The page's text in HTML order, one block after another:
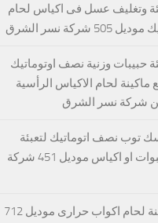
وتغليف عسل فى اكياس لحام
شركة نسر الشرق
حبيبات وزنية نصف اوتوماتيك
904 مع ماكينة لحام الاكياس الرأسية
توب نصف اتوماتيك لتعبئة
سوائل فى عبوات او اكياس موديل 451 شركة
شرح ماكينة لحام اكواب حرارى موديل 712